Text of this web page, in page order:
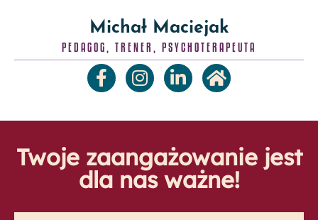
Michał Maciejak
PEDAGOG, TRENER, PSYCHOTERAPEUTA
Twoje zaangażowanie jest
dla nas ważne!